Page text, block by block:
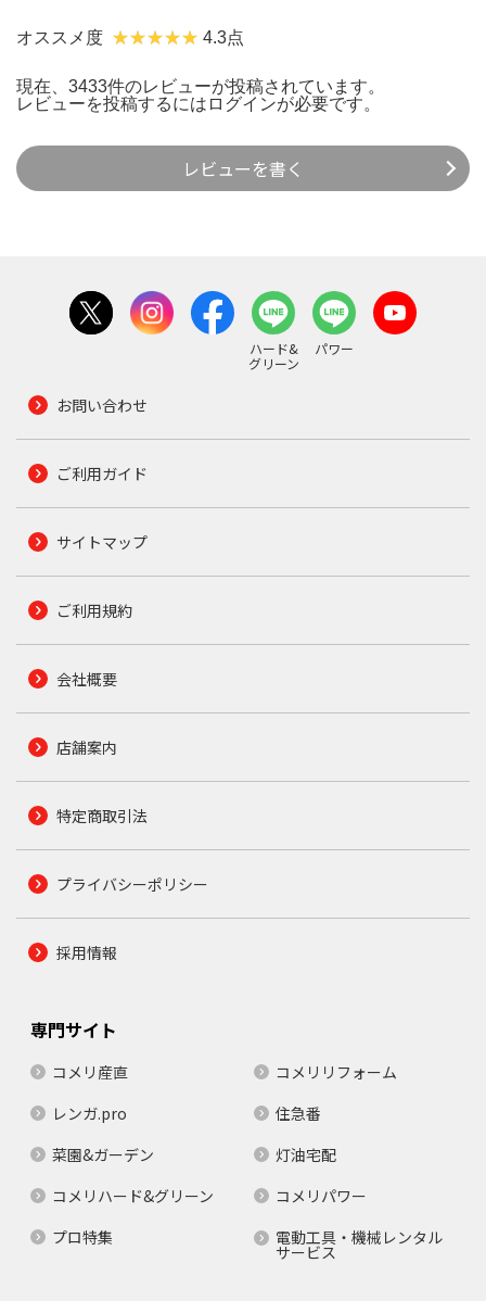
オススメ度 4.3点
現在、3433件のレビューが投稿されています。
レビューを投稿するには ログインが必要です。
レビューを書く
ハード&
グリーン
パワー
お問い合わせ
ご利用ガイド
サイトマップ
ご利用規約
会社概要
店舗案内
特定商取引法
プライバシーポリシー
採用情報
専門サイト
コメリ産直
コメリリフォーム
レンガ.pro
住急番
菜園&ガーデン
灯油宅配
コメリハード&グリーン
コメリパワー
プロ特集
電動工具・機械レンタル
サービス